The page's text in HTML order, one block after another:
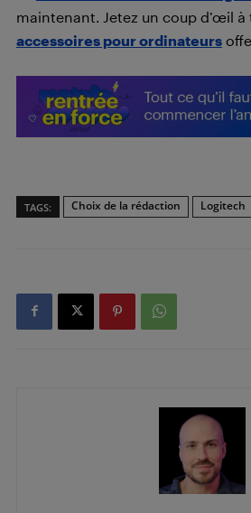
maintenant. Jetez un coup d’œil à
accessoires pour ordinateurs
TAGS: Choix de la rédaction Logitech